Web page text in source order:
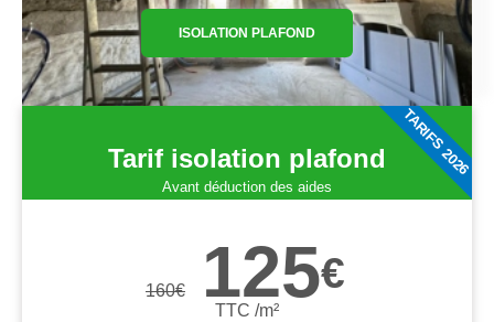
ISOLATION PLAFOND
Tarif isolation plafond
Avant déduction des aides
160€ 125€
TTC /m²
TARIFS 2026